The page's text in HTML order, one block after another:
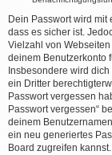
Dein Passwort wird
dass es sicher ist.
Vielzahl von
deinem Benutzerkonto
Insbesondere wird
ein Dritter
Passwort vergessen
Passwort vergessen“
deinem
ein neu generiertes
Board zugreifen kannst.